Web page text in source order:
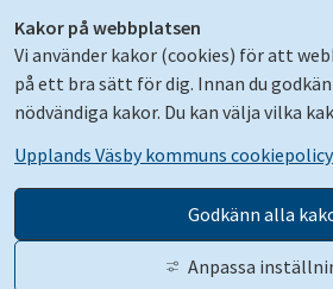
Kakor på webbplatsen
Vi använder kakor (cookies) för att
på ett bra sätt för dig. Innan du
nödvändiga kakor. Du kan välja vilka
Upplands Väsby kommuns cookiepolicy
Godkänn alla
Anpassa